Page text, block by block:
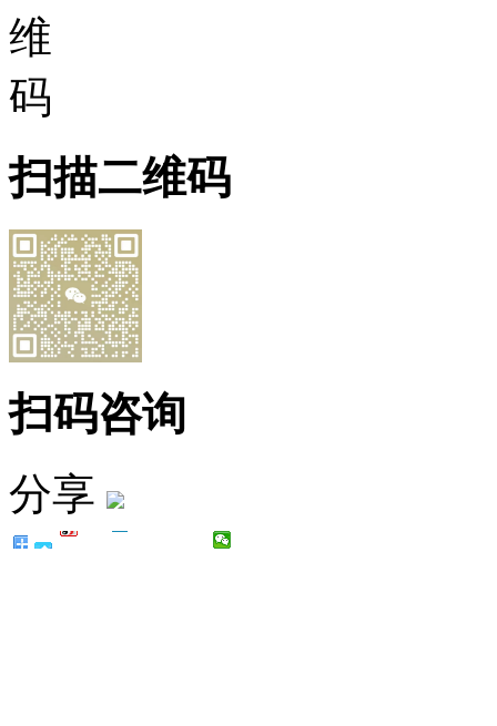
扫描二维码
扫码咨询
分享